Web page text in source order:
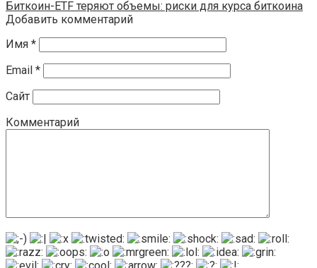
Биткоин-ETF теряют объемы: риски для курса биткоина
Добавить комментарий
Имя *
Email *
Сайт
Комментарий